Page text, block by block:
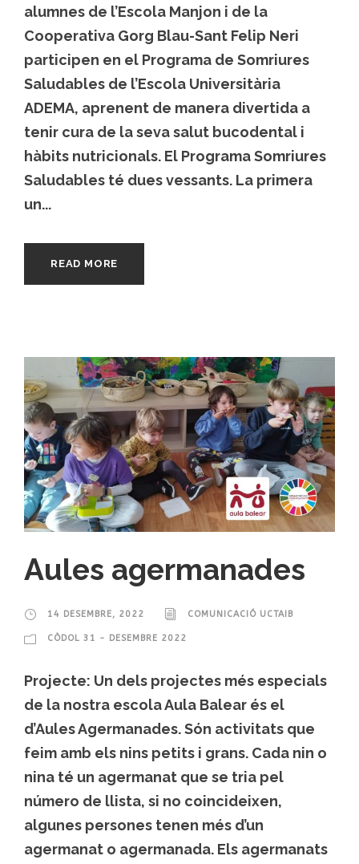
alumnes de l’Escola Manjon i de la
Cooperativa Gorg Blau-Sant Felip Neri
participen en el Programa de Somriures
Saludables de l’Escola Universitària
ADEMA, aprenent de manera divertida a
tenir cura de la seva salut bucodental i
hàbits nutricionals. El Programa Somriures
Saludables té dues vessants. La primera
un...
READ MORE
Aules agermanades
14 DESEMBRE, 2022 COMUNICACIÓ UCTAIB
CÒDOL 31 - DESEMBRE 2022
Projecte: Un dels projectes més especials
de la nostra escola Aula Balear és el
d’Aules Agermanades. Són activitats que
feim amb els nins petits i grans. Cada nin o
nina té un agermanat que se tria pel
número de llista, si no coincideixen,
algunes persones tenen més d’un
agermanat o agermanada. Els agermanats